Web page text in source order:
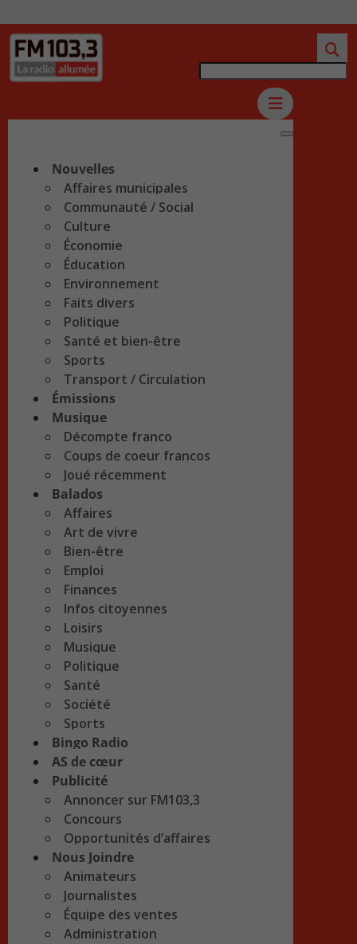
Nouvelles
Affaires municipales
Communauté / Social
Culture
Économie
Éducation
Environnement
Faits divers
Politique
Santé et bien-être
Sports
Transport / Circulation
Émissions
Musique
Décompte franco
Coups de coeur francos
Joué récemment
Balados
Affaires
Art de vivre
Bien-être
Emploi
Finances
Infos citoyennes
Loisirs
Musique
Politique
Santé
Société
Sports
Bingo Radio
AS de cœur
Publicité
Annoncer sur FM103,3
Concours
Opportunités d’affaires
Nous Joindre
Animateurs
Journalistes
Équipe des ventes
Administration